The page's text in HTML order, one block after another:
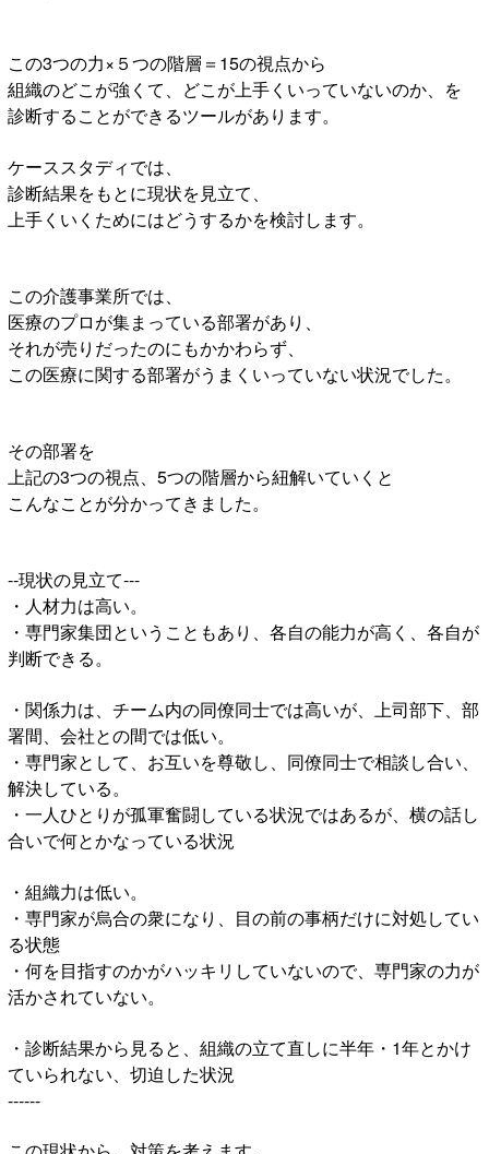
この3つの力×５つの階層＝15の視点から
組織のどこが強くて、どこが上手くいっていないのか、を
診断することができるツールがあります。
ケーススタディでは、
診断結果をもとに現状を見立て、
上手くいくためにはどうするかを検討します。
この介護事業所では、
医療のプロが集まっている部署があり、
それが売りだったのにもかかわらず、
この医療に関する部署がうまくいっていない状況でした。
その部署を
上記の3つの視点、5つの階層から紐解いていくと
こんなことが分かってきました。
--現状の見立て---
・人材力は高い。
・専門家集団ということもあり、各自の能力が高く、各自が
判断できる。
・関係力は、チーム内の同僚同士では高いが、上司部下、部
署間、会社との間では低い。
・専門家として、お互いを尊敬し、同僚同士で相談し合い、
解決している。
・一人ひとりが孤軍奮闘している状況ではあるが、横の話し
合いで何とかなっている状況
・組織力は低い。
・専門家が烏合の衆になり、目の前の事柄だけに対処してい
る状態
・何を目指すのかがハッキリしていないので、専門家の力が
活かされていない。
・診断結果から見ると、組織の立て直しに半年・1年とかけ
ていられない、切迫した状況
------